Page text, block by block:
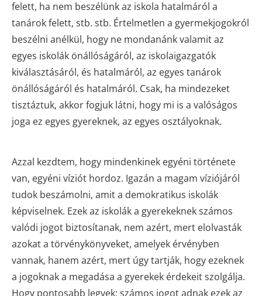
felett, ha nem beszélünk az iskola hatalmáról a
tanárok felett, stb. stb. Értelmetlen a gyermekjogokról
beszélni anélkül, hogy ne mondanánk valamit az
egyes iskolák önállóságáról, az iskolaigazgatók
kiválasztásáról, és hatalmáról, az egyes tanárok
önállóságáról és hatalmáról. Csak, ha mindezeket
tisztáztuk, akkor fogjuk látni, hogy mi is a valóságos
joga ez egyes gyereknek, az egyes osztályoknak.
Azzal kezdtem, hogy mindenkinek egyéni története
van, egyéni víziót hordoz. Igazán a magam víziójáról
tudok beszámolni, amit a demokratikus iskolák
képviselnek. Ezek az iskolák a gyerekeknek számos
valódi jogot biztosítanak, nem azért, mert elolvasták
azokat a törvénykönyveket, amelyek érvényben
vannak, hanem azért, mert úgy tartják, hogy ezeknek
a jogoknak a megadása a gyerekek érdekeit szolgálja.
Hogy pontosabb legyek: számos jogot adnak ezek az